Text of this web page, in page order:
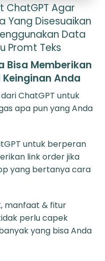
ChatGPT Agar
Yang Disesuaikan
Data
Promt Teks
Bisa Memberikan
Keinginan Anda
ChatGPT untuk
apa pun yang Anda
untuk berperan
link order jika
yang bertanya cara
manfaat & fitur
perlu capek
yang bisa Anda